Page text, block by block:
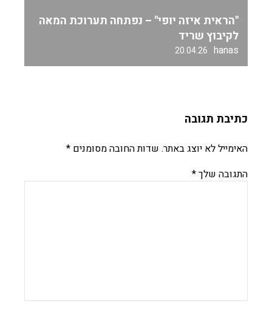
"הראית איזה יופי" – נפתחה תערוכת המאה
לקיבוץ שריד
hanas
20.04.26
כתיבת תגובה
האימייל לא יוצג באתר. שדות החובה מסומנים *
התגובה שלך*